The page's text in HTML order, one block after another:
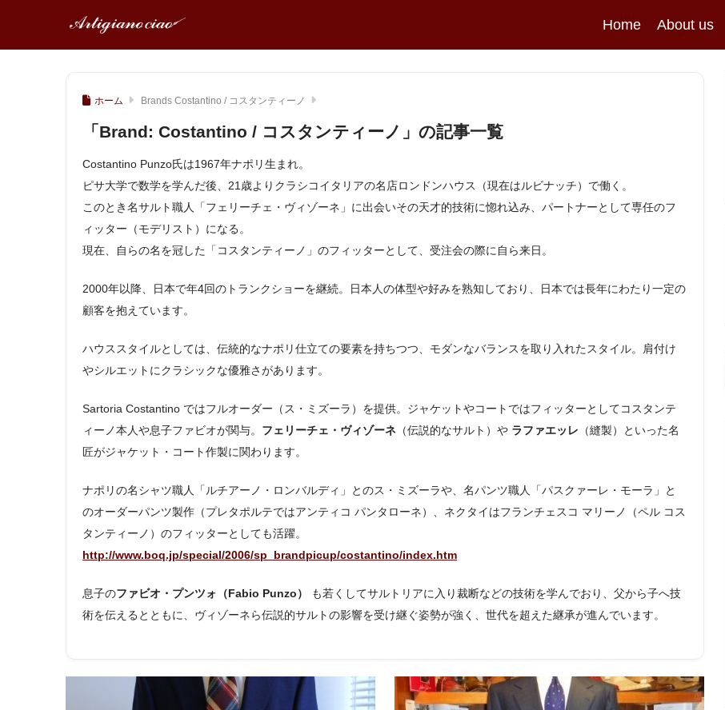
Home About us
ホーム Brands Costantino / コスタンティーノ
「Brand: Costantino / コスタンティーノ 」の記事一覧
Costantino Punzo氏は1967年ナポリ生まれ。
ピサ大学で数学を学んだ後、21歳よりクラシコイタリアの名店ロンドンハウス（現在はルビナッチ）で働く。
このとき名サルト職人「フェリーチェ・ヴィゾーネ」に出会いその天才的技術に惚れ込み、パートナーとして専任のフ
ィッター（モデリスト）になる。
現在、自らの名を冠した「コスタンティーノ」のフィッターとして、受注会の際に自ら来日。
2000年以降、日本で年4回のトランクショーを継続。日本人の体型や好みを熟知しており、日本では長年にわたり一定の
顧客を抱えています。
ハウススタイルとしては、伝統的なナポリ仕立ての要素を持ちつつ、モダンなバランスを取り入れたスタイル。肩付け
やシルエットにクラシックな優雅さがあります。
Sartoria Costantino ではフルオーダー（ス・ミズーラ）を提供。ジャケットやコートではフィッターとしてコスタンテ
ィーノ本人や息子ファビオが関与。 フェリーチェ・ヴィゾーネ （伝説的なサルト）や ラファエッレ （縫製）といった名
匠がジャケット・コート作製に関わります。
ナポリの名シャツ職人「ルチアーノ・ロンバルディ」とのス・ミズーラや、名パンツ職人「パスクァーレ・モーラ」と
のオーダーパンツ製作（プレタポルテではアンティコ パンタローネ）、ネクタイはフランチェスコ マリーノ（ペル コス
タンティーノ）のフィッターとしても活躍。
http://www.boq.jp/special/2006/sp_brandpicup/costantino/index.htm
息子のファビオ・プンツォ（Fabio Punzo）
も若くしてサルトリアに入り裁断などの技術を学んでおり、父から子へ技
術を伝えるとともに、ヴィゾーネら伝説的サルトの影響を受け継ぐ姿勢が強く、世代を超えた継承が進んでいます。